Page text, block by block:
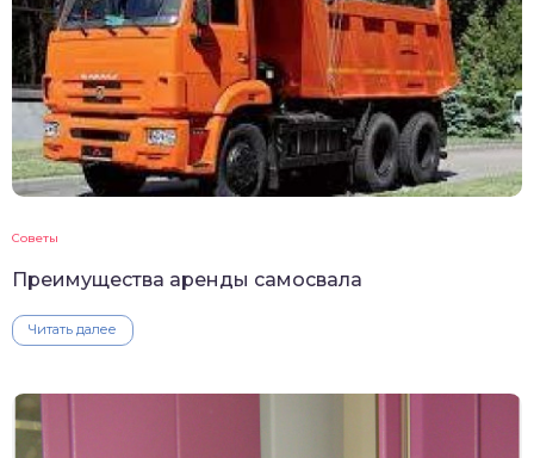
Советы
Преимущества аренды самосвала
Читать далее